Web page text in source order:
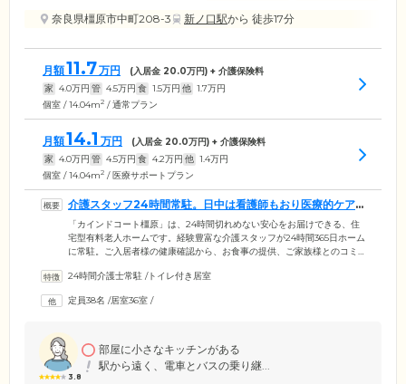
奈良県橿原市中町208-3
新ノ口駅から 徒歩17分
月額11.7万円 (入居金 20.0万円) + 介護保険料
家 4.0万円 管 4.5万円 食 1.5万円 他 1.7万円
個室 / 14.04m2 / 通常プラン
月額14.1 万円 (入居金 20.0万円) + 介護保険料
家 4.0万円 管 4.5万円 食 4.2万円 他 1.4万円
個室 / 14.04m2 / 医療サポートプラン
介護スタッフ24時間常駐。日中は看護師もおり医療的ケア
も行えます
「カインドコート橿原」は、24時間切れめない安心をお届けできる、住
宅型有料老人ホームです。経験豊富な介護スタッフが24時間365日ホーム
に常駐。ご入居者様の健康確認から、お食事の提供、ご家族様とのコミ
中は看護師もおり、健康管理や医療的ケアにも対応。バルーン・在宅酸
可能です。近隣の医療機関とも連携。月2回、内科の往診もございます。
24時間介護士常駐 /トイレ付き居室
定員38名 /居室36室 /
3.8
部屋に小さなキッチンがある
駅から遠く、電車とバスの乗り継...